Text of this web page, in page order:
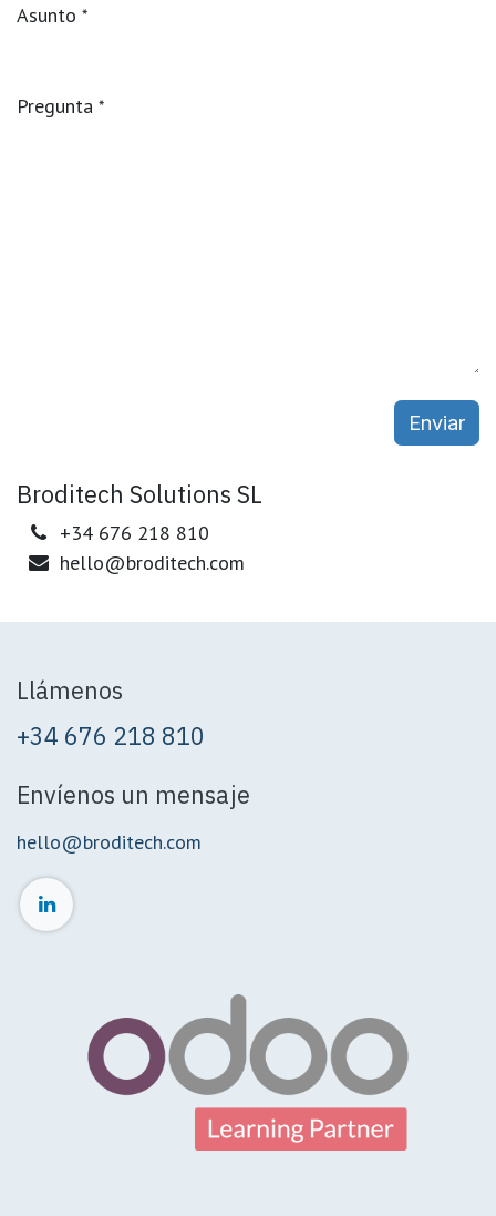
Asunto *
Pregunta *
Enviar
Broditech Solutions SL
+34 676 218 810
hello@broditech.com
Llámenos
+34 676 218 810
Envíenos un mensaje
hello@broditech.com